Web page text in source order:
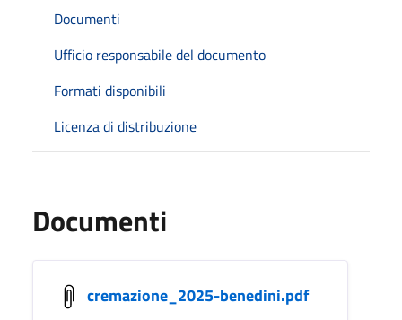
Documenti
Ufficio responsabile del documento
Formati disponibili
Licenza di distribuzione
Documenti
cremazione_2025-benedini.pdf